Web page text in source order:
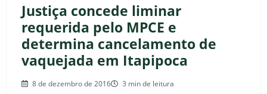
Justiça concede liminar
requerida pelo MPCE e
determina cancelamento de
vaquejada em Itapipoca
8 de dezembro de 2016 3 min de leitura